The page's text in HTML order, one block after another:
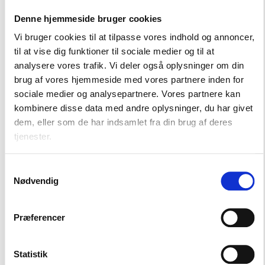
Denne hjemmeside bruger cookies
Vi bruger cookies til at tilpasse vores indhold og annoncer,
til at vise dig funktioner til sociale medier og til at
analysere vores trafik. Vi deler også oplysninger om din
brug af vores hjemmeside med vores partnere inden for
sociale medier og analysepartnere. Vores partnere kan
kombinere disse data med andre oplysninger, du har givet
dem, eller som de har indsamlet fra din brug af deres
tjenester.
Nødvendig
Præferencer
Statistik
konkrete initiativer i Almennets hæfte ”
hvor forankringen for projekterne går på tværs af
aktørkredsen.
Implementere initiativer inden for biodiversitet i
lokalplanlægningen.
Prioritere støtte til biodiversitetsinitiativer, som går
på tværs af arealer og aktører i kommunen.
Lave informationskampagner, facilitere vidensdeling
og koordination mellem aktører, der arbejder med
biodiversitet og sikre synergier på tværs af projekter.